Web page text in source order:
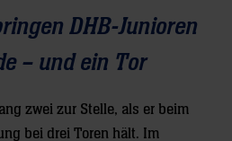
DHB-Junioren
– und ein Tor
zwei zur Stelle, als er beim
bei drei Toren hält. Im